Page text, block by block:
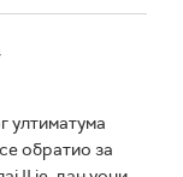
ултиматума
обратио за